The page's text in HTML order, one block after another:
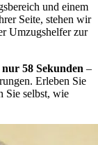
und einem
Seite, stehen wir
Umzugshelfer zur
58 Sekunden –
Erleben Sie
Sie selbst, wie